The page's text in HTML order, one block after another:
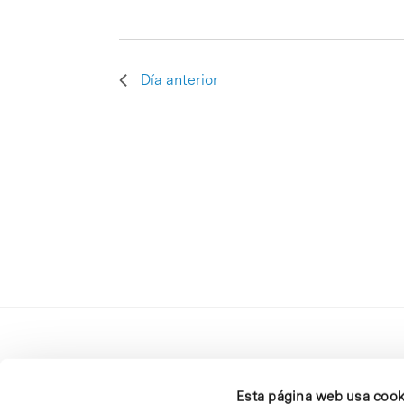
Esta página web usa
Día anterior